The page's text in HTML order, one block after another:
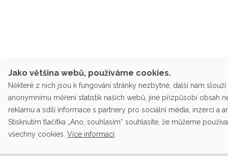
Jako většina webů, používáme cookies.
Některé z nich jsou k fungování stránky nezbytné, další nám slouží
anonymnímu měření statistik našich webů, jiné přizpůsobí obsah
reklamu a sdílí informace s partnery pro sociální média, inzerci a
Stisknutím tlačítka „Ano, souhlasím“ souhlasíte, že můžeme
všechny cookies. Více informací